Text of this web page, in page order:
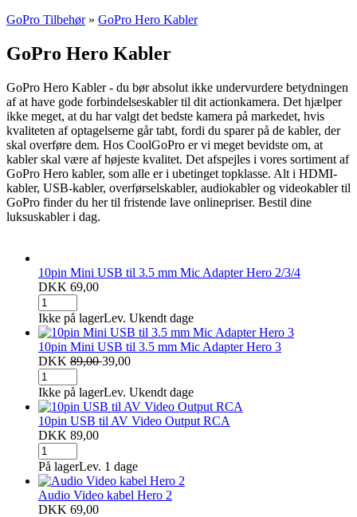
GoPro Tilbehør» GoPro Hero Kabler
GoPro Hero Kabler
GoPro Hero Kabler - du bør absolut ikke undervurdere betydningen
af at have gode forbindelseskabler til dit actionkamera. Det hjælper
ikke meget, at du har valgt det bedste kamera på markedet, hvis
kvaliteten af optagelserne går tabt, fordi du sparer på de kabler, der
skal overføre dem. Hos CoolGoPro er vi meget bevidste om, at
kabler skal være af højeste kvalitet. Det afspejles i vores sortiment af
GoPro Hero kabler, som alle er i ubetinget topklasse. Alt i HDMI-
kabler, USB-kabler, overførselskabler, audiokabler og videokabler til
GoPro finder du her til fristende lave onlinepriser. Bestil dine
luksuskabler i dag.
10pin Mini USB til 3.5 mm Mic Adapter Hero 2/3/4
DKK 69,00
Ikke på lagerLev. Ukendt dage
10pin Mini USB til 3.5 mm Mic Adapter Hero 3
DKK 89,0039,00
Ikke på lagerLev. Ukendt dage
10pin USB til AV Video Output RCA
DKK 89,00
På lagerLev. 1 dage
Audio Video kabel Hero 2
DKK 69,00